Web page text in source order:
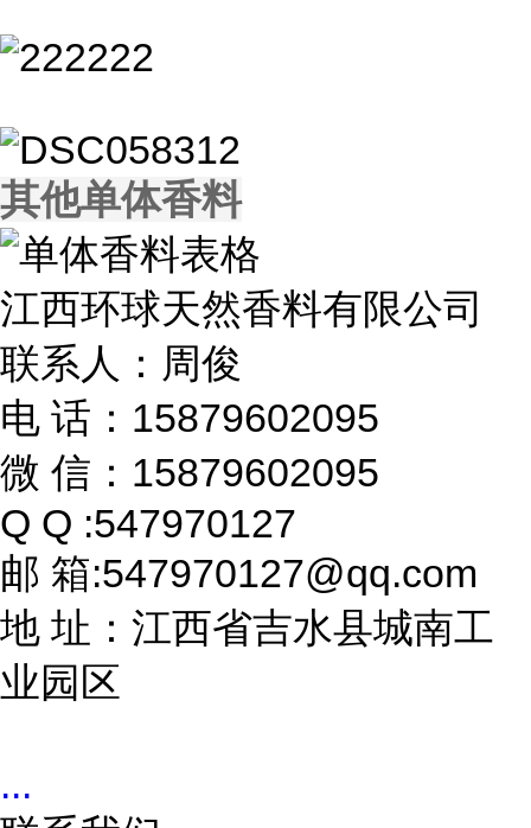
其他单体香料
江西环球天然香料有限公司
联系人：周俊
电 话：15879602095
微 信：15879602095
Q Q :547970127
邮 箱:547970127@qq.com
地 址：江西省吉水县城南工
业园区
...